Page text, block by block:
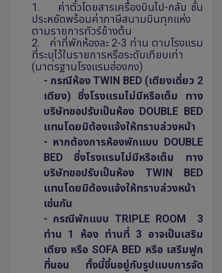
1.
ค่าตั๋วโดยสารเครื่องบินไป-กลับ ชั้น
ประหยัดพร้อมค่าภาษีสนามบินทุกแห่ง
ตามรายการทัวร์ข้างต้น
2.
ค่าที่พักห้องละ 2-3 ท่าน ตามโรงแรม
ที่ระบุไว้ในรายการหรือระดับเทียบเท่า
(มาตรฐานโรงแรมฮ่องกง)
- กรณีห้องTWIN BED (เตียงเดี่ยว 2
เตียง) ซึ่งโรงแรมไม่มีหรือเต็ม ทาง
บริษัทขอปรับเป็นห้อง DOUBLE BED
แทนโดยมิต้องแจ้งให้ทราบล่วงหน้า
- หากต้องการห้องพักแบบ DOUBLE
BEDซึ่งโรงแรมไม่มีหรือเต็ม ทาง
บริษัทขอปรับเป็นห้อง TWIN BED
แทนโดยมิต้องแจ้งให้ทราบล่วงหน้า
เช่นกัน
- กรณีพักแบบ TRIPLE ROOM 3
ท่าน 1 ห้อง ท่านที่ 3 อาจเป็นเสริม
เตียง หรือ SOFA BED หรือ เสริมฟูก
ที่นอน ทั้งนี้ขึ้นอยู่กับรูปแบบการจัด